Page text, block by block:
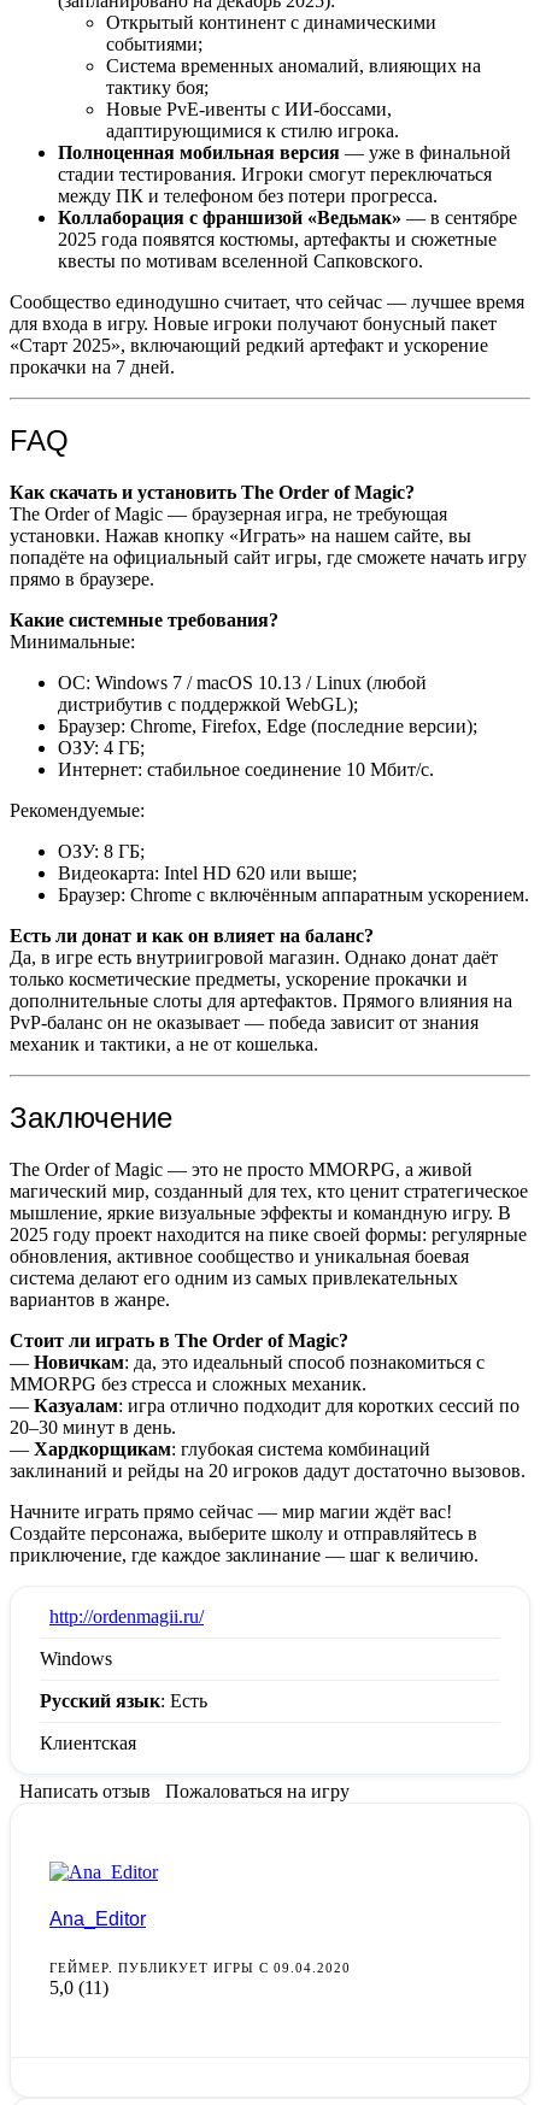
Открытый континент с динамическими
событиями;
Система временных аномалий, влияющих на
тактику боя;
Новые PvE-ивенты с ИИ-боссами,
адаптирующимися к стилю игрока.
Полноценная мобильная версия — уже в финальной
стадии тестирования. Игроки смогут переключаться
между ПК и телефоном без потери прогресса.
Коллаборация с франшизой «Ведьмак» — в сентябре
2025 года появятся костюмы, артефакты и сюжетные
квесты по мотивам вселенной Сапковского.
Сообщество единодушно считает, что сейчас — лучшее время
для входа в игру. Новые игроки получают бонусный пакет
«Старт 2025», включающий редкий артефакт и ускорение
прокачки на 7 дней.
FAQ
Как скачать и установить The Order of Magic?
The Order of Magic — браузерная игра, не требующая
установки. Нажав кнопку «Играть» на нашем сайте, вы
попадёте на официальный сайт игры, где сможете начать игру
прямо в браузере.
Какие системные требования?
Минимальные:
ОС: Windows 7 / macOS 10.13 / Linux (любой
дистрибутив с поддержкой WebGL);
Браузер: Chrome, Firefox, Edge (последние версии);
ОЗУ: 4 ГБ;
Интернет: стабильное соединение 10 Мбит/с.
Рекомендуемые:
ОЗУ: 8 ГБ;
Видеокарта: Intel HD 620 или выше;
Браузер: Chrome с включённым аппаратным ускорением.
Есть ли донат и как он влияет на баланс?
Да, в игре есть внутриигровой магазин. Однако донат даёт
только косметические предметы, ускорение прокачки и
дополнительные слоты для артефактов. Прямого влияния на
PvP-баланс он не оказывает — победа зависит от знания
механик и тактики, а не от кошелька.
Заключение
The Order of Magic — это не просто MMORPG, а живой
магический мир, созданный для тех, кто ценит стратегическое
мышление, яркие визуальные эффекты и командную игру. В
2025 году проект находится на пике своей формы: регулярные
обновления, активное сообщество и уникальная боевая
система делают его одним из самых привлекательных
вариантов в жанре.
Стоит ли играть в The Order of Magic?
— Новичкам: да, это идеальный способ познакомиться с
MMORPG без стресса и сложных механик.
— Казуалам: игра отлично подходит для коротких сессий по
20–30 минут в день.
— Хардкорщикам: глубокая система комбинаций
заклинаний и рейды на 20 игроков дадут достаточно вызовов.
Начните играть прямо сейчас — мир магии ждёт вас!
Создайте персонажа, выберите школу и отправляйтесь в
приключение, где каждое заклинание — шаг к величию.
http://ordenmagii.ru/
Windows
Русский язык: Есть
Клиентская
Написать отзыв Пожаловаться на игру
Ana_Editor
ГЕЙМЕР. ПУБЛИКУЕТ ИГРЫ С 09.04.2020
5,0 (11)